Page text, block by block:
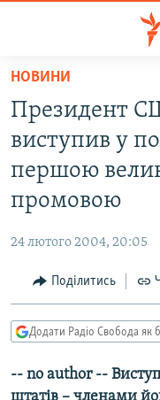
Перейти
основного
матеріалу
Перейти
до
основної
Перейти
пошуку
ВСЕ ЗА ДОБУ
СТАТТІ
КУЛЬТУРА
СПОРТ
СВІТ
ДОНБАС.РЕАЛІЇ
КРИМ.РЕАЛІЇ
ТИ ЯК?
КИТАЙ.ВИКЛИКИ
НОВИНИ
Президент
виступив у
першою
промовою
24 лютого 2004, 20:05
Поділитись
Додати Радіо Свобода як
-- no author --